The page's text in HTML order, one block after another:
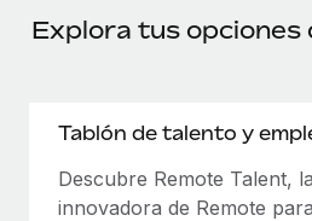
Explora tus
Tablón de talento y
Descubre Remote Talent,
innovadora de Remote